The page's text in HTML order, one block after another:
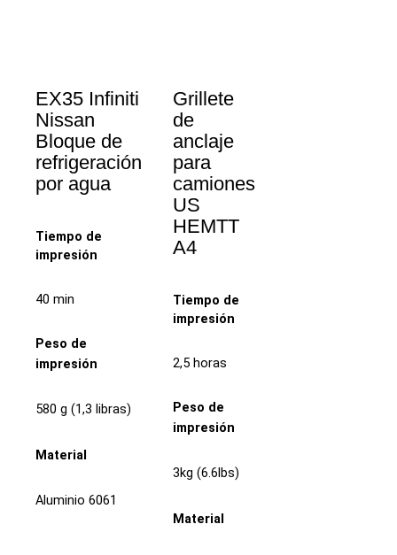
EX35 Infiniti
Nissan
Bloque de
refrigeración
por agua
Tiempo de
impresión
40 min
Peso de
impresión
580 g (1,3 libras)
Material
Aluminio 6061
Grillete
de
anclaje
para
camiones
US
HEMTT
A4
Tiempo de
impresión
2,5 horas
Peso de
impresión
3kg (6.6lbs)
Material